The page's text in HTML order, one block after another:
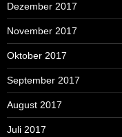
Dezember 2017
November 2017
Oktober 2017
September 2017
August 2017
Juli 2017